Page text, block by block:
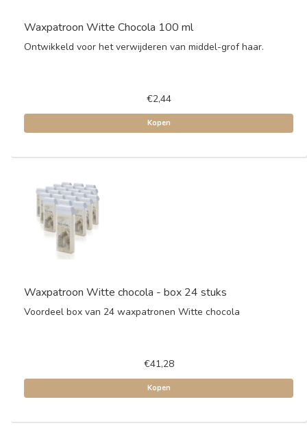
Waxpatroon Witte Chocola 100 ml
Ontwikkeld voor het verwijderen van middel-grof haar.
€2,44
Kopen
Waxpatroon Witte chocola - box 24 stuks
Voordeel box van 24 waxpatronen Witte chocola
€41,28
Kopen